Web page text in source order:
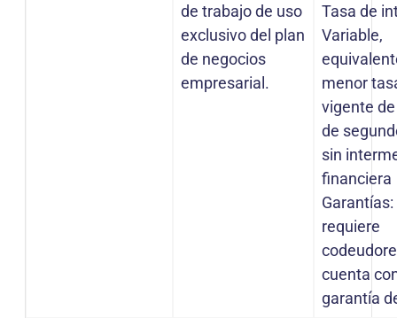
de trabajo de uso
exclusivo del plan
de negocios
empresarial.
Tasa de
Variable,
menor
vigente
de
sin
financiera
requiere
cuenta
garantía